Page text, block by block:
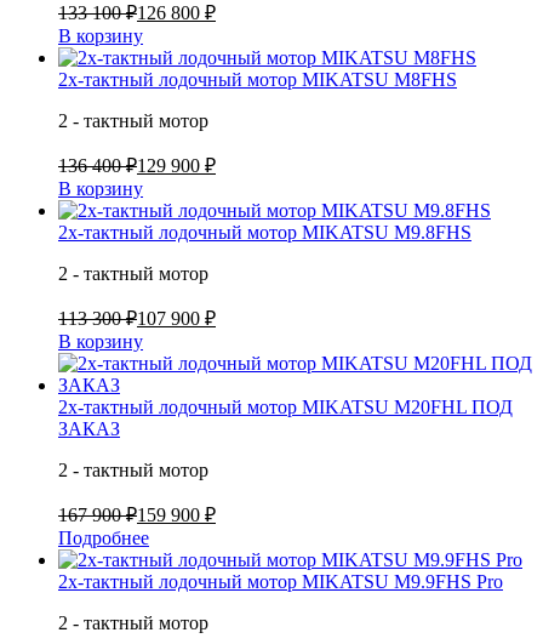
133 100 ₽126 800 ₽
В корзину
2х-тактный лодочный мотор MIKATSU M8FHS
2 - тактный мотор
136 400 ₽129 900 ₽
В корзину
2х-тактный лодочный мотор MIKATSU M9.8FHS
2 - тактный мотор
113 300 ₽107 900 ₽
В корзину
2х-тактный лодочный мотор MIKATSU M20FHL ПОД
ЗАКАЗ
2 - тактный мотор
167 900 ₽159 900 ₽
Подробнее
2х-тактный лодочный мотор MIKATSU M9.9FHS Pro
2 - тактный мотор